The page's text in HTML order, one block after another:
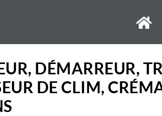
DÉMARREUR,
DE CLIM,